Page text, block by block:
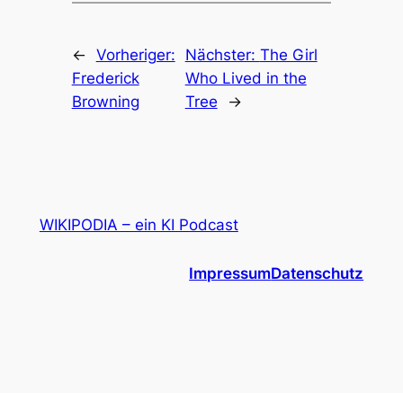
← Vorheriger:
Frederick
Browning
Nächster: The Girl
Who Lived in the
Tree
→
WIKIPODIA – ein KI Podcast
ImpressumDatenschutz